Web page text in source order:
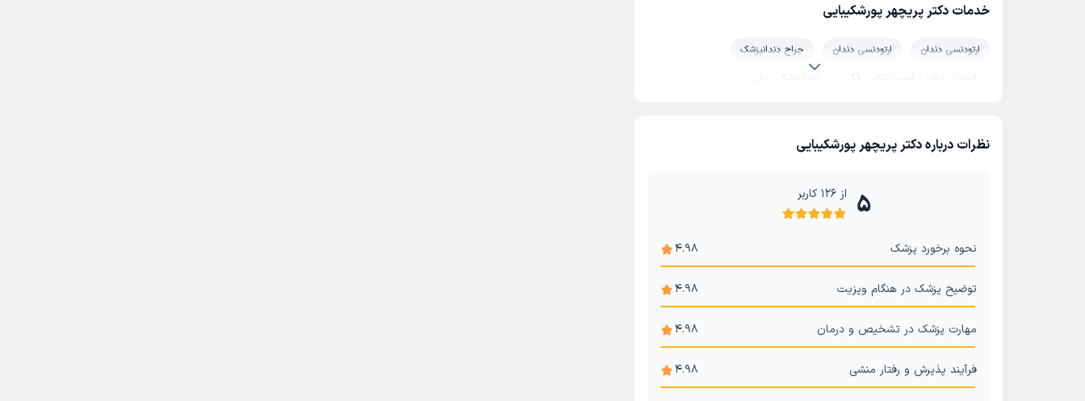
خدمات دکتر پریچهر پورشکیبایی
ارتودنسی دندان ارتودنسی دندان
جراح دندانپزشک
پاتولوژی دهان و آسیب شناسی فک
دندانپزشکی زیبایی
نظرات درباره دکتر پریچهر پورشکیبایی
5 از 126کاربر
نحوه برخورد پزشک 4.98
توضیح پزشک در هنگام ویزیت 4.98
مهارت پزشک در تشخیص و درمان 4.98
فرآیند پذیرش و رفتار منشی 4.98